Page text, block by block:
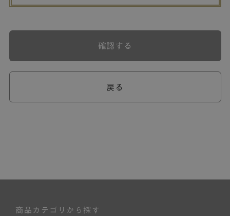
戻る
確認する
商品カテゴリから探す